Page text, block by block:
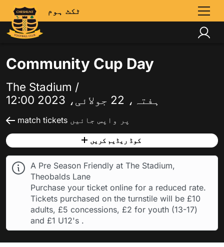
ٹکٹ ہوم
Community Cup Day
The Stadium /
ہفتہ، 22 جولائی، 2023 12:00
match tickets پر واپس جائیں
کوڈ ریڈیم کریں
A Pre Season Friendly at The Stadium,
Theobalds Lane
Purchase your ticket online for a reduced rate.
Tickets purchased on the turnstile will be £10
adults, £5 concessions, £2 for youth (13-17)
and £1 U12's .